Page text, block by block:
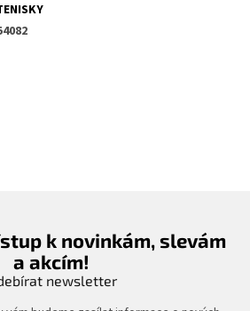
k novinkám, slevám
a akcím!
newsletter